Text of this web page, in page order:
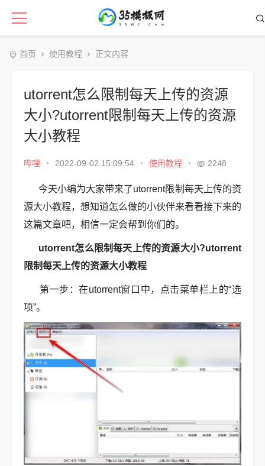
首页 使用教程 正文内容
utorrent怎么限制每天上传的资源
大小?utorrent限制每天上传的资源
大小教程
哔哩 • 2022-09-02 15:09:54 • 使用教程 • 2248
今天小编为大家带来了utorrent限制每天上传的资
源大小教程，想知道怎么做的小伙伴来看看接下来的
这篇文章吧，相信一定会帮到你们的。
utorrent怎么限制每天上传的资源大小?utorrent
限制每天上传的资源大小教程
第一步：在utorrent窗口中，点击菜单栏上的“选
项”。